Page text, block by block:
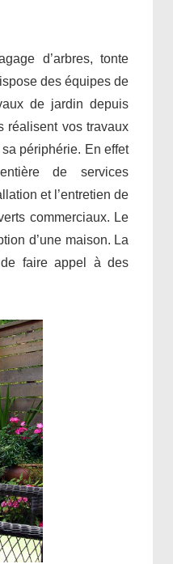
d’arbres, tonte
des équipes de
de jardin depuis
réalisent vos travaux
périphérie. En effet
de services
et l’entretien de
commerciaux. Le
d’une maison. La
faire appel à des